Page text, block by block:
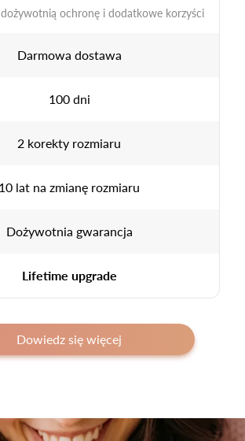
ochronę i dodatkowe korzyści
Darmowa dostawa
100 dni
2 korekty rozmiaru
10 lat na zmianę rozmiaru
Dożywotnia gwarancja
Lifetime upgrade
Dowiedz się więcej